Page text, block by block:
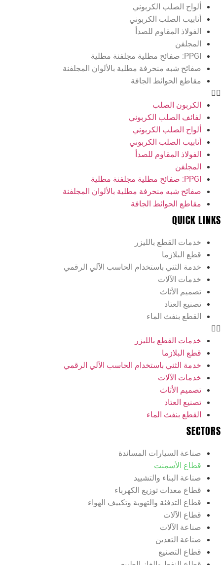
ألواح الصلب الكربوني
أنابيب الصلب الكربوني
الفولاذ المقاوم للصدأ
المجلفن
PPGI: صفائح مطلية مجلفنة مطلية
صفائح شبه منحرفة مطلية بالألوان المجلفنة
مقاطع الحوائط الجافة
الكربون الصلب
لفائف الصلب الكربوني
ألواح الصلب الكربوني
أنابيب الصلب الكربوني
الفولاذ المقاوم للصدأ
المجلفن
PPGI: صفائح مطلية مجلفنة مطلية
صفائح شبه منحرفة مطلية بالألوان المجلفنة
مقاطع الحوائط الجافة
QUICK LINKS
خدمات القطع بالليزر
قطع البلازما
خدمة الثني باستخدام الحاسب الآلي الرقمي
خدمات الآلات
تصميم الأثاث
تصنيع العتاد
القطع بنفث الماء
خدمات القطع بالليزر
قطع البلازما
خدمة الثني باستخدام الحاسب الآلي الرقمي
خدمات الآلات
تصميم الأثاث
تصنيع العتاد
القطع بنفث الماء
SECTORS
صناعة السيارات المساندة
قطاع الأسمنت
صناعة البناء والتشييد
قطاع معدات توزيع الكهرباء
قطاع التدفئة والتهوية وتكييف الهواء
قطاع الآلات
صناعة الآلات
صناعة التعدين
قطاع التصنيع